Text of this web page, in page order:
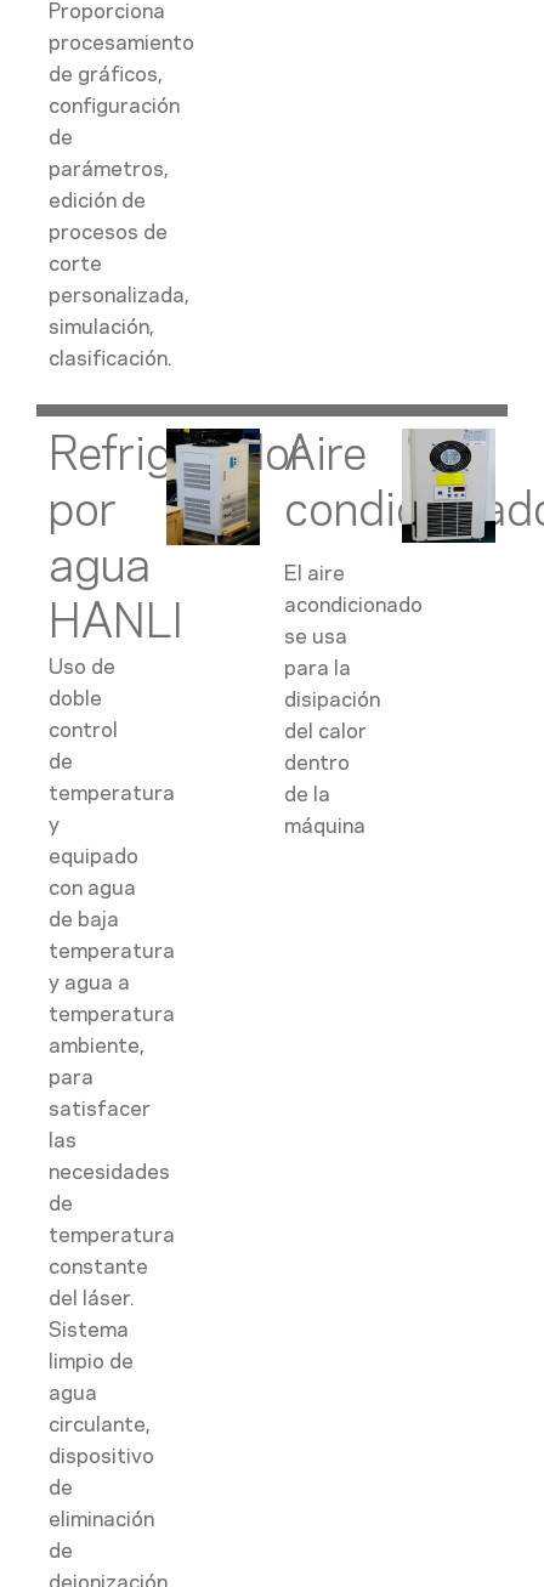
Proporciona
procesamiento
de gráficos,
configuración
de
parámetros,
edición de
procesos de
corte
personalizada,
simulación,
clasificación.
Refrigerador
por
agua
HANLI
Uso de
doble
control
de
temperatura
y
equipado
con agua
de baja
temperatura
y agua a
temperatura
ambiente,
para
satisfacer
las
necesidades
de
temperatura
constante
del láser.
Sistema
limpio de
agua
circulante,
dispositivo
de
eliminación
de
Aire
El aire
acondicionado
se usa
para la
disipación
del calor
dentro
de la
máquina